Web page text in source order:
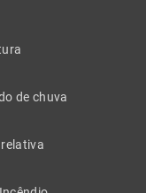
de chuva